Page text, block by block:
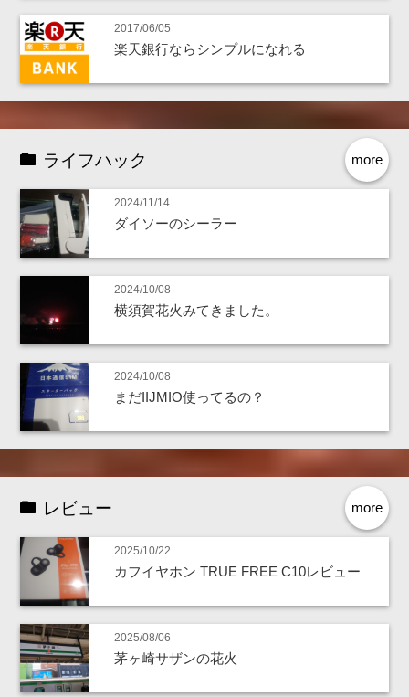
2017/06/05
楽天銀行ならシンプルになれる
more
ライフハック
2024/11/14
ダイソーのシーラー
2024/10/08
横須賀花火みてきました。
2024/10/08
まだIIJMIO使ってるの？
more
レビュー
2025/10/22
カフイヤホン TRUE FREE C10レビュー
2025/08/06
茅ヶ崎サザンの花火